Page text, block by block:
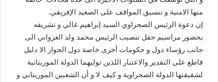
منها الامنية و تنسيق المواقف على الصعيد الإفريقي.
إن دعوة الرئيس الصحراوي السيد إبراهيم غالي و تشريفه
بحضور مراسيم حفل تنصيب الرئيس محمد ولد الغزواني الى
جانب رؤساء دول و حكومات أخرى خاصة دول الجوار الا دليل
قاطع على التقدير والاعتبار اللذين توليهما الدولة الموريتانية
لشقيقتها الدولة الصحراوية و كيف لا و أن الشعبين الموريتاني و